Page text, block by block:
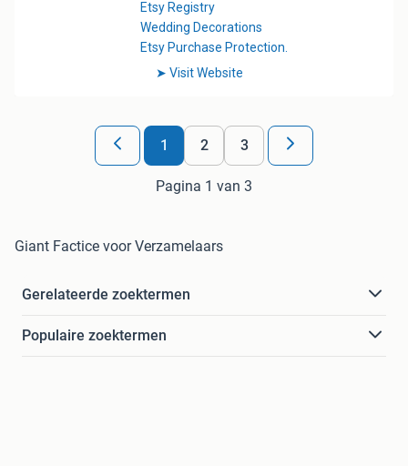
1 2 3
Pagina 1 van 3
Giant Factice voor Verzamelaars
Gerelateerde zoektermen
Populaire zoektermen